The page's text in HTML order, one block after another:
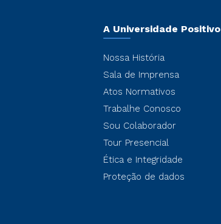
A Universidade Positivo
Nossa História
Sala de Imprensa
Atos Normativos
Trabalhe Conosco
Sou Colaborador
Tour Presencial
Ética e Integridade
Proteção de dados